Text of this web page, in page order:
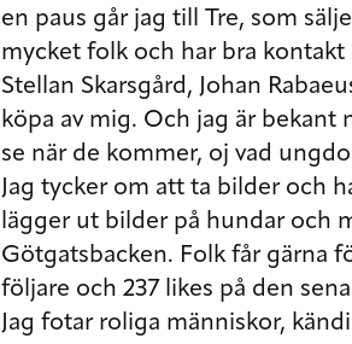
en paus går jag till Tre, som
mycket folk och har bra
Stellan Skarsgård, Johan
köpa av mig. Och jag är bekant
se när de kommer, oj vad
Jag tycker om att ta bilder och
lägger ut bilder på hundar och
Götgatsbacken. Folk får gärna
följare och 237 likes på den
Jag fotar roliga människor,